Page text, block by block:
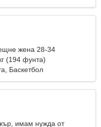
жена 28-34
(194 фунта)
Баскетбол
имам нужда от